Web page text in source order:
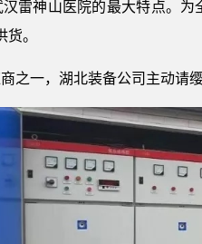
雷神山医院的最大特点。
。
之一，湖北装备公司主动请